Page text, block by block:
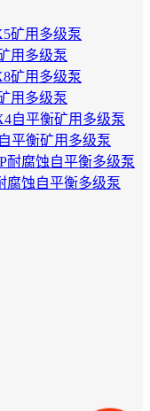
用多级泵
用多级泵
平衡矿用多级泵
腐蚀自平衡多级泵